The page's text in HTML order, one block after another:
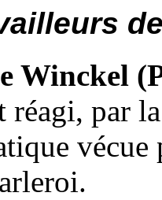
Winckel
réagi, par
vécue